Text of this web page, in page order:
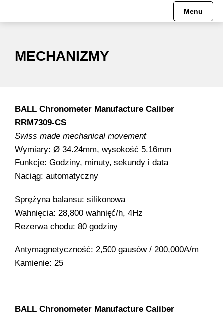
Menu
MECHANIZMY
BALL Chronometer​ Manufacture Caliber
RRM7309-CS
Swiss made mechanical movement
Wymiary: Ø 34.24mm, wysokość 5.16mm
Funkcje: Godziny, minuty, sekundy i data
Naciąg: automatyczny
Sprężyna balansu: silikonowa
Wahnięcia: 28,800 wahnięć/h, 4Hz
Rezerwa chodu: 80 godziny
Antymagnetyczność: 2,500 gausów / 200,000A/m
Kamienie: 25
BALL Chronometer​ Manufacture Caliber
Engineer II
Engineer M
Engineer Master II
Fireman
Roadmaster
Engineer Hydrocarbon
Engineer II
Engineer Master II
Engineer III
Fireman
Oficjalne Zegarki Kolejowe
MISJA